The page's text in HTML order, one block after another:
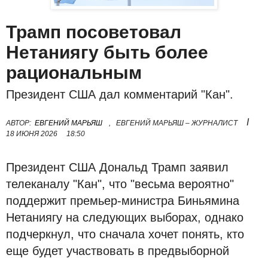
Трамп посоветовал
Нетаниягу быть более
рациональным
Президент США дал комментарий "Кан".
АВТОР: ЕВГЕНИЙ МАРЬЯШ ЕВГЕНИЙ МАРЬЯШ – ЖУРНАЛИСТ I
18 ИЮНЯ 2026 18:50
Президент США Дональд Трамп заявил
телеканалу "Кан", что "весьма вероятно"
поддержит премьер-министра Биньямина
Нетаниягу на следующих выборах, однако
подчеркнул, что сначала хочет понять, кто
еще будет участвовать в предвыборной